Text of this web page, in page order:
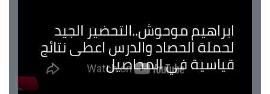
ابراهيم موحوش..التحضير الجيد
لحملة الحصاد والدرس اعطى نتائج
قياسية في المحاصيل